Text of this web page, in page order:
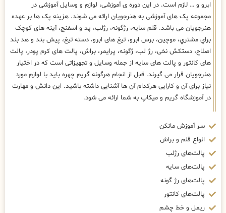
ابرو و … لازم است. در این دوره ی آموزشی، لوازم و وسایل آموزشی در
مجموعه پک های آموزشی به هنرجویان ارائه می شوند. هزینه پک ها بر عهده
هنرجویان می باشد. قلم سایه، رژگونه، رژلب، پد و اسفنج، آینه های كوچک
براي مشتري، موچین، برس ابرو، تیغ های ابرو، دسته تیغ، پیش بند و هد بند
اصلاح، دستکش نخی، رژ لب، ژگونه، پرایمر، براش، پالت های کرم پودر، پالت
های کانتور و پالت های سایه از جمله وسایل و تجهیزاتی است که در اختیار
هنرجویان قرار می گیرند. قبل از انجام هرگونه گریم چهره باید با لوازم مورد
نیاز برای آن و کارایی هرکدام آن ها آشنایی داشته باشید. این دانش و مهارت
در آموزشگاه گریم و میکاپ به شما ارائه می شود.
سر آموزش مانکن
انواع قلم و براش
پالت‌های رژلب
پالت‌های سایه
پالت‌های رژ گونه
پالت‌های کانتور
ریمل و خط چشم